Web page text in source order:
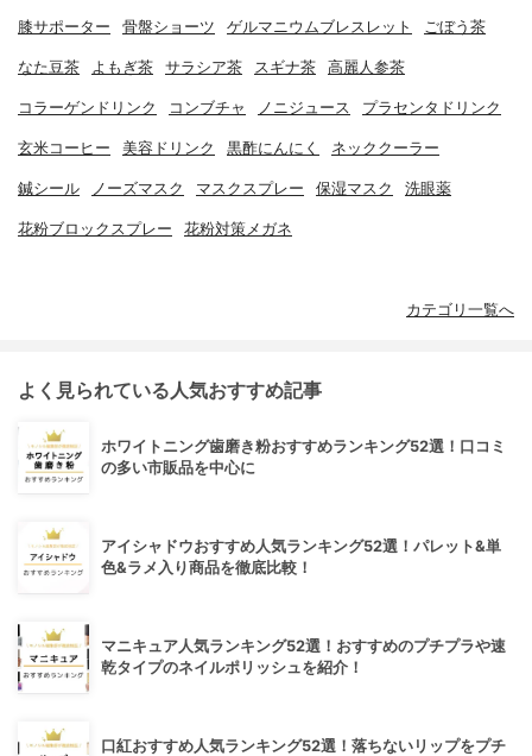
膝サポーター 骨盤ショーツ ゲルマニウムブレスレット ごぼう茶
なた豆茶 よもぎ茶 サラシア茶 スギナ茶 高麗人参茶
コラーゲンドリンク コンブチャ ノニジュース プラセンタドリンク
玄米コーヒー 美容ドリンク 黒酢にんにく ネッククーラー
鍼シール ノーズマスク マスクスプレー 保湿マスク 洗眼薬
花粉ブロックスプレー 花粉対策メガネ
カテゴリ一覧へ
よく見られている人気おすすめ記事
ホワイトニング歯磨き粉おすすめランキング52選！口コミ
の多い市販品を中心に
アイシャドウおすすめ人気ランキング52選！パレット&単
色&ラメ入り商品を徹底比較！
マニキュア人気ランキング52選！おすすめのプチプラや速
乾タイプのネイルポリッシュを紹介！
口紅おすすめ人気ランキング52選！落ちないリップをプチ